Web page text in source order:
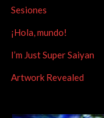
Sesiones
¡Hola, mundo!
I’m Just Super Saiyan
Artwork Revealed